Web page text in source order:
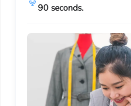
90 seconds.